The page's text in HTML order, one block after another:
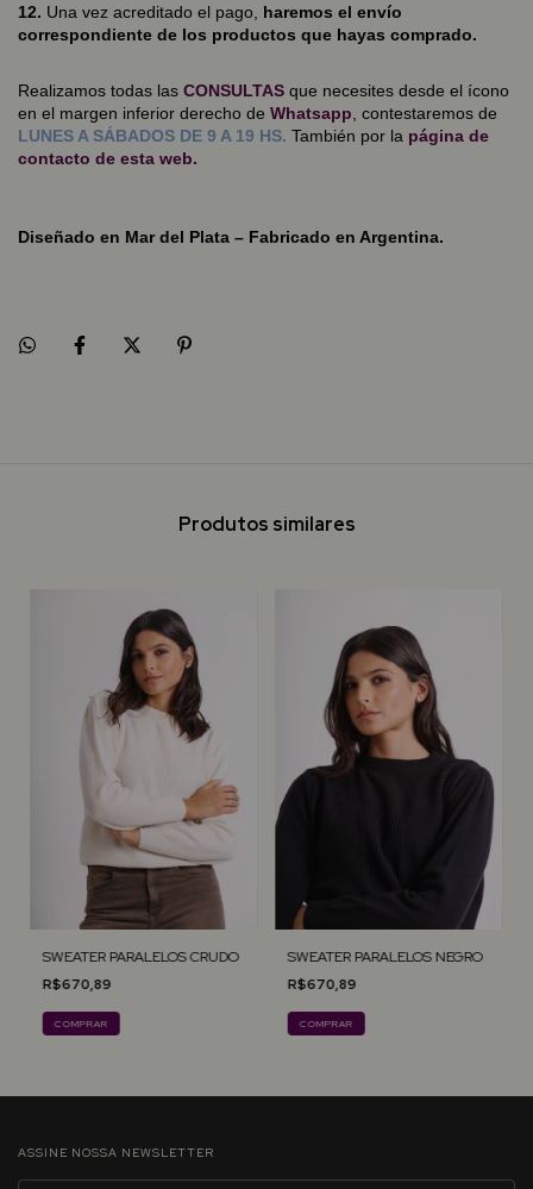
12. Una vez acreditado el pago, haremos el envío
correspondiente de los productos que hayas comprado.
Realizamos todas las CONSULTAS que necesites desde el ícono
en el margen inferior derecho de Whatsapp , contestaremos de
LUNES A SÁBADOS DE 9 A 19 HS. También por la página de
contacto de esta web.
Diseñado en Mar del Plata – Fabricado en Argentina.
Produtos similares
SWEATER PARALELOS CRUDO
R$670,89
COMPRAR
SWEATER PARALELOS NEGRO
R$670,89
COMPRAR
ASSINE NOSSA NEWSLETTER